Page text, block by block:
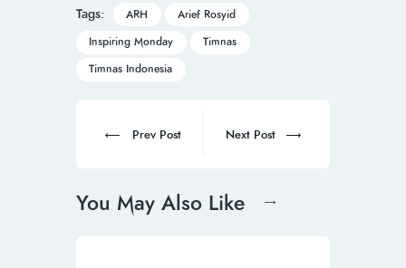
Tags: ARH
Arief Rosyid
Inspiring Monday
Timnas
Timnas Indonesia
Prev Post Next Post
You May Also Like